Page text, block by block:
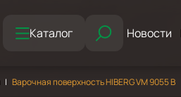
Каталог Новости
Варочная поверхность HIBERG VM 9055 B